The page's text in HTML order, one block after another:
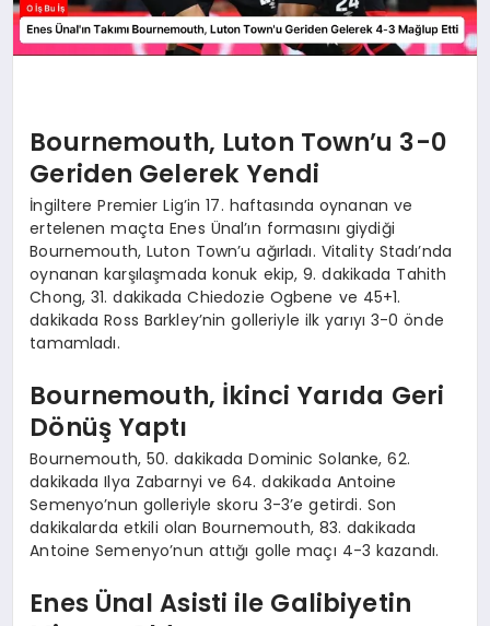
Bournemouth, Luton Town’u 3-0
Geriden Gelerek Yendi
İngiltere Premier Lig’in 17. haftasında oynanan ve
ertelenen maçta Enes Ünal’ın formasını giydiği
Bournemouth, Luton Town’u ağırladı. Vitality Stadı’nda
oynanan karşılaşmada konuk ekip, 9. dakikada Tahith
Chong, 31. dakikada Chiedozie Ogbene ve 45+1.
dakikada Ross Barkley’nin golleriyle ilk yarıyı 3-0 önde
tamamladı.
Bournemouth, İkinci Yarıda Geri
Dönüş Yaptı
Bournemouth, 50. dakikada Dominic Solanke, 62.
dakikada Ilya Zabarnyi ve 64. dakikada Antoine
Semenyo’nun golleriyle skoru 3-3’e getirdi. Son
dakikalarda etkili olan Bournemouth, 83. dakikada
Antoine Semenyo’nun attığı golle maçı 4-3 kazandı.
Enes Ünal Asisti ile Galibiyetin